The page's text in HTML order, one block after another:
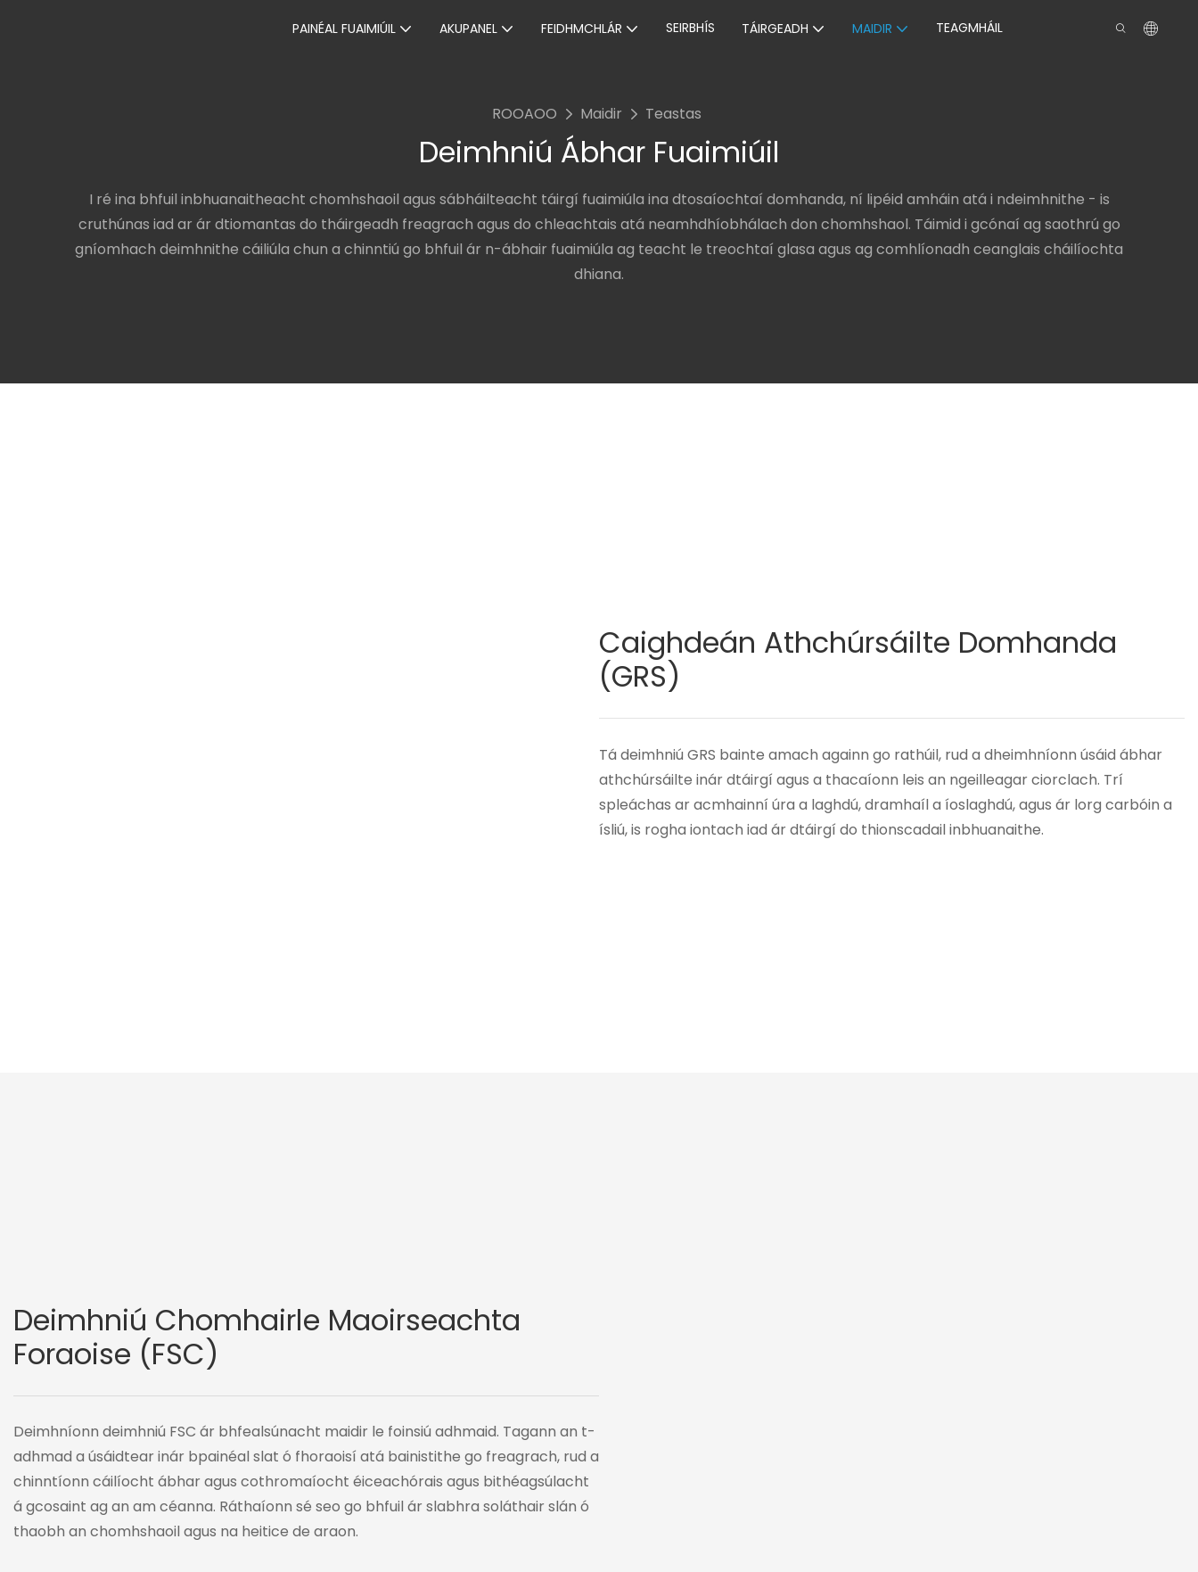
PAINÉAL FUAIMIÚIL AKUPANEL FEIDHMCHLÁR SEIRBHÍS TÁIRGEADH MAIDIR TEAGMHÁIL
ROOAOO Maidir Teastas
Deimhniú Ábhar Fuaimiúil
I ré ina bhfuil inbhuanaitheacht chomhshaoil ​​agus sábháilteacht táirgí fuaimiúla ina dtosaíochtaí domhanda, ní lipéid amháin atá i ndeimhnithe - is
cruthúnas iad ar ár dtiomantas do tháirgeadh freagrach agus do chleachtais atá neamhdhíobhálach don chomhshaol. Táimid i gcónaí ag saothrú go
gníomhach deimhnithe cáiliúla chun a chinntiú go bhfuil ár n-ábhair fuaimiúla ag teacht le treochtaí glasa agus ag comhlíonadh ceanglais cháilíochta
dhiana.
Caighdeán Athchúrsáilte Domhanda
(GRS)
Tá deimhniú GRS bainte amach againn go rathúil, rud a dheimhníonn úsáid ábhar
athchúrsáilte inár dtáirgí agus a thacaíonn leis an ngeilleagar ciorclach. Trí
spleáchas ar acmhainní úra a laghdú, dramhaíl a íoslaghdú, agus ár lorg carbóin a
ísliú, is rogha iontach iad ár dtáirgí do thionscadail inbhuanaithe.
Deimhniú Chomhairle Maoirseachta
Foraoise (FSC)
Deimhníonn deimhniú FSC ár bhfealsúnacht maidir le foinsiú adhmaid. Tagann an t-
adhmad a úsáidtear inár bpainéal slat ó fhoraoisí atá bainistithe go freagrach, rud a
chinntíonn cáilíocht ábhar agus cothromaíocht éiceachórais agus bithéagsúlacht
á gcosaint ag an am céanna. Ráthaíonn sé seo go bhfuil ár slabhra soláthair slán ó
thaobh an chomhshaoil ​​agus na heitice de araon.